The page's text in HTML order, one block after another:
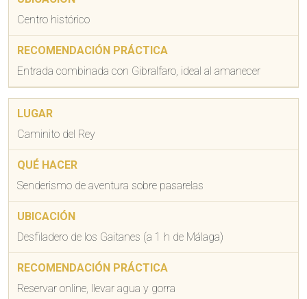
Centro histórico
Entrada combinada con Gibralfaro, ideal al amanecer
Caminito del Rey
Senderismo de aventura sobre pasarelas
Desfiladero de los Gaitanes (a 1 h de Málaga)
Reservar online, llevar agua y gorra